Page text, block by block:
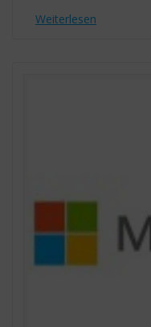
Weiterlesen